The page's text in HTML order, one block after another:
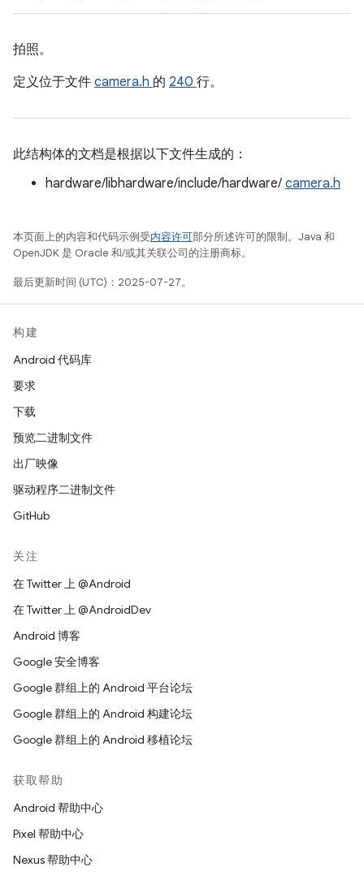
拍照。
定义位于文件 camera.h 的 240 行。
此结构体的文档是根据以下文件生成的：
hardware/libhardware/include/hardware/ camera.h
本页面上的内容和代码示例受内容许可部分所述许可的限制。Java 和
OpenJDK 是 Oracle 和/或其关联公司的注册商标。
最后更新时间 (UTC)：2025-07-27。
构建
Android 代码库
要求
下载
预览二进制文件
出厂映像
驱动程序二进制文件
GitHub
关注
在 Twitter 上 @Android
在 Twitter 上 @AndroidDev
Android 博客
Google 安全博客
Google 群组上的 Android 平台论坛
Google 群组上的 Android 构建论坛
Google 群组上的 Android 移植论坛
获取帮助
Android 帮助中心
Pixel 帮助中心
Nexus 帮助中心